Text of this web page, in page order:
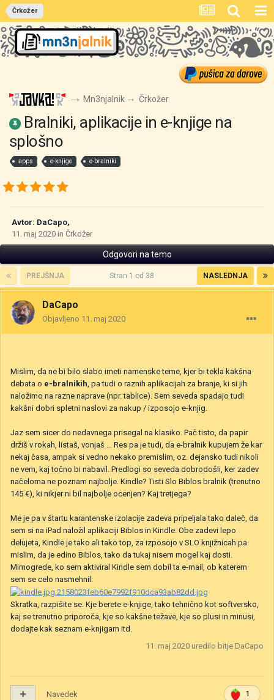
Črkožer
Mn3njalnik Črkožer
Bralniki, aplikacije in e-knjige na
splošno
apps e-knjige e-bralniki
Avtor: DaCapo,
11. maj 2020 in Črkožer
Odgovori na temo
PREJŠNJA NASLEDNJA
Stran 1 od 38
DaCapo
Objavljeno 11. maj 2020
Mislim, da ne bi bilo slabo imeti namenske teme, kjer bi tekla kakšna
debata o e-bralnikih, pa tudi o raznih aplikacijah za branje, ki si jih
naložimo na razne naprave (npr. tablice). Sem seveda spadajo tudi
kakšni dobri spletni naslovi za nakup / izposojo e-knjig.
Jaz sem sicer do nedavnega prisegal na klasiko. Pač tisto, da papir
držiš v rokah, listaš, vonjaš … Res pa je tudi, da e-bralnik kupujem že kar
nekaj časa, ampak si vedno nekako premislim, oz. dejansko tudi nikoli
ne vem, kaj točno bi nabavil. Predlogi so seveda dobrodošli, ker zadev
načeloma ne poznam najbolje. Kindle? Tisti Slo Biblos bralnik (trenutno
145 €), ki nikjer ni bil najbolje ocenjen? Kaj tretjega?
Me je pa v štartu karantenske izolacije zadeva pripeljala tako daleč, da
sem si na iPad naložil aplikaciji Biblos in Kindle. Obe zadevi lepo
delujeta, Kindle je tako ali tako top, za izposojo v SLO knjižnicah pa
mislim, da je edino Biblos, tako da tukaj nisem mogel kaj dosti.
Mimogrede, ko sem aktiviral Kindle sem dobil ta e-mail, ob katerem
sem se celo nasmehnil:
Skratka, razpišite se. Kje berete e-knjige, tako tehnično kot softversko,
kaj se trenutno priporoča, kje so kakšne težave, kje so plusi in minusi,
dodajte kak seznam e-knjigarn itd.
11. maj 2020 uredilo bitje DaCapo
1
Navedek